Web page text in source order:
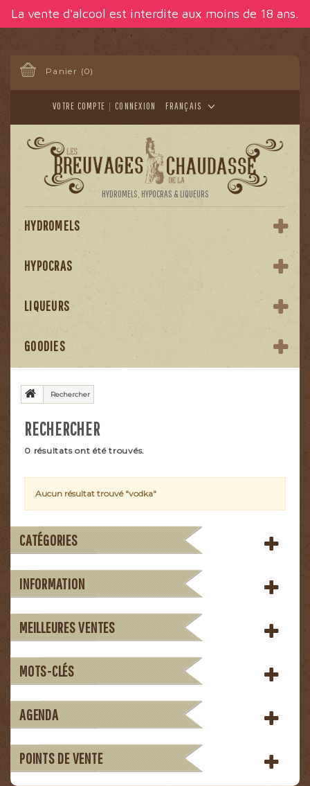
La vente d'alcool est interdite aux moins de 18 ans.
Panier (0)
FRANÇAIS
CONNEXION
VOTRE COMPTE
HYDROMELS, HYPOCRAS & LIQUEURS
HYDROMELS
HYPOCRAS
LIQUEURS
GOODIES
Rechercher
RECHERCHER
0 résultats ont été trouvés.
Aucun résultat trouvé "vodka"
CATÉGORIES
INFORMATION
MEILLEURES VENTES
MOTS-CLÉS
AGENDA
POINTS DE VENTE
Panneau de gestion des cookies